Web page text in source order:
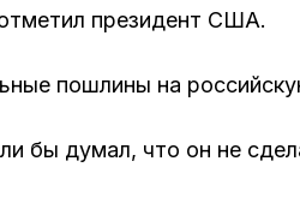
президент США.
пошлины на
бы думал, что он не